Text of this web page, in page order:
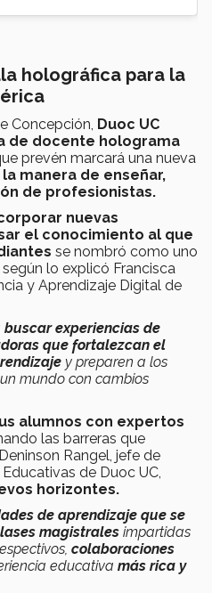
holográfica para la
Concepción, Duoc UC
de docente holograma
prevén marcará una nueva
la manera de enseñar,
de profesionistas.
nuevas
el conocimiento al que
se nombró como uno
lo explicó Francisca
y Aprendizaje Digital de
buscarexperiencias de
que fortalezcan el
y preparen a los
mundo con cambios
alumnos con expertos
las barreras que
Rangel, jefe de
de Duoc UC,
horizontes.
de aprendizaje que se
magistrales impartidas
colaboraciones
educativa más rica y